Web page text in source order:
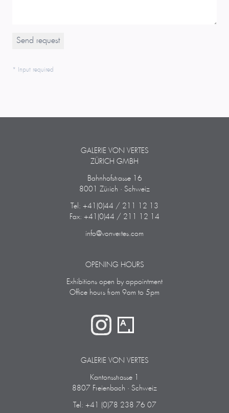
* Input required
GALERIE VON VERTES
ZÜRICH GMBH
Bahnhofstrasse 16
8001 Zürich · Schweiz
Tel: +41(0)44 / 211 12 13
Fax: +41(0)44 / 211 12 14
info@vonvertes.com
OPENING HOURS
Exhibitions open by appointment
Office hours from 9am to 5pm
GALERIE VON VERTES
Kantonsstrasse 1
8807 Freienbach · Schweiz
Tel: +41 (0)78 238 76 07